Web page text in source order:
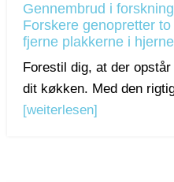
Gennembrud i
Forskere genopretter
fjerne plakkerne i
Forestil dig, at der
dit køkken. Med den
[weiterlesen]